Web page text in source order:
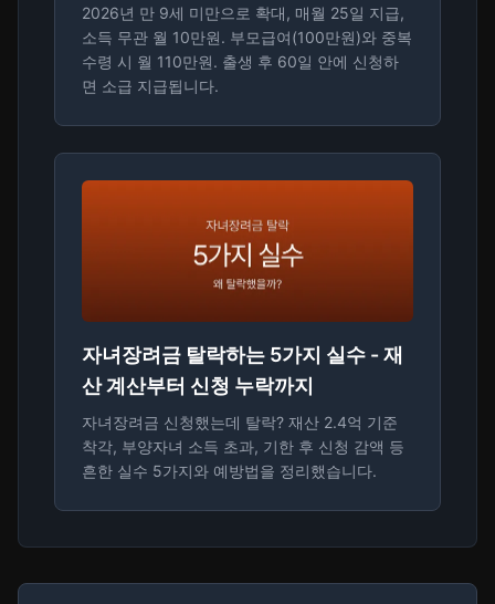
2026년 만 9세 미만으로 확대, 매월 25일 지급,
소득 무관 월 10만원. 부모급여(100만원)와 중복
수령 시 월 110만원. 출생 후 60일 안에 신청하
면 소급 지급됩니다.
자녀장려금 탈락하는 5가지 실수 - 재
산 계산부터 신청 누락까지
자녀장려금 신청했는데 탈락? 재산 2.4억 기준
착각, 부양자녀 소득 초과, 기한 후 신청 감액 등
흔한 실수 5가지와 예방법을 정리했습니다.